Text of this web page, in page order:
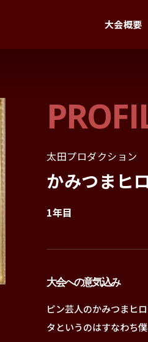
大会概要
太田プロダクション
かみつまヒ
1年目
大会への意気込み
ピン芸人のかみつまヒ
タというのはすなわち